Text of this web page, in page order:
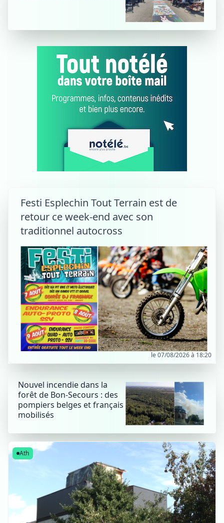
Festi Esplechin Tout Terrain est de
retour ce week-end avec son
traditionnel autocross
le 07/08/2026 à 18:20
Nouvel incendie dans la
forêt de Bon-Secours : des
pompiers belges et français
mobilisés
Ath